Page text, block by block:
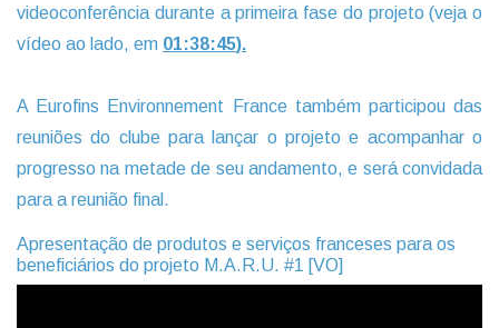
videoconferência durante a primeira fase do projeto (veja o
vídeo ao lado, em 01:38:45).
A Eurofins Environnement France também participou das
reuniões do clube para lançar o projeto e acompanhar o
progresso na metade de seu andamento, e será convidada
para a reunião final.
Apresentação de produtos e serviços franceses para os
beneficiários do projeto M.A.R.U. #1 [VO]